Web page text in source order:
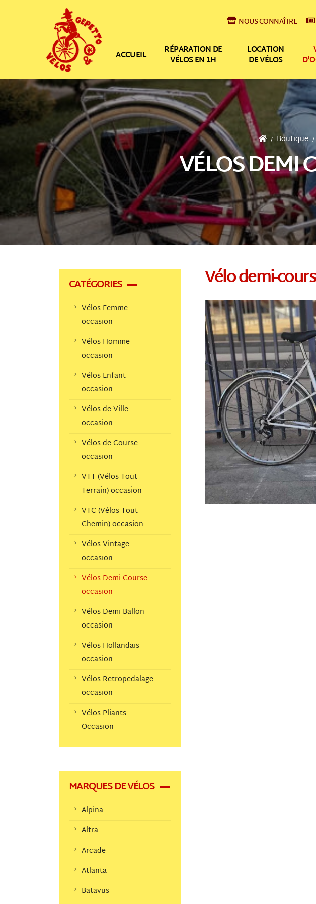
NOUS CONNAÎTRE
ACCUEIL RÉPARATION DE
VÉLOS EN 1H
LOCATION
DE VÉLOS
Boutique
VÉLOS DEMI
Vélo demi-
CATÉGORIES
Vélos Femme
occasion
Vélos Homme
occasion
Vélos Enfant
occasion
Vélos de Ville
occasion
Vélos de Course
occasion
VTT (Vélos Tout
Terrain) occasion
VTC (Vélos Tout
Chemin) occasion
Vélos Vintage
occasion
Vélos Demi Course
occasion
Vélos Demi Ballon
occasion
Vélos Hollandais
occasion
Vélos Retropedalage
occasion
Vélos Pliants
Occasion
MARQUES DE VÉLOS
Alpina
Altra
Arcade
Atlanta
Batavus